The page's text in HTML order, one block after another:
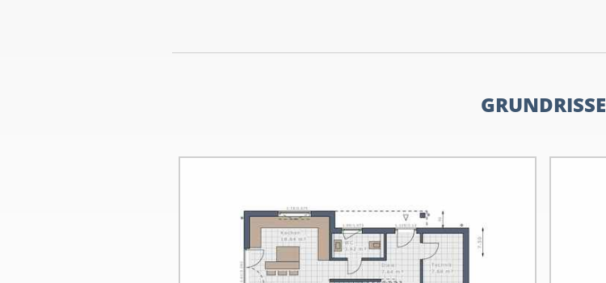
GRUNDRISSE